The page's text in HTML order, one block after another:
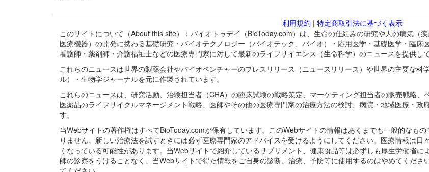
利用規約 | 特定商取引法に基づく表示
このサイトについて（About this site）：バイオトゥデイ（BioToday.com）は、生命の仕組みの研究や人の病気（
医療機器）の開発に携わる基礎研究・バイオテクノロジー（バイオテック、バイオ）・応用医学・基礎医学・臨床
看護師・薬剤師・介護福祉士などの医療専門家に対して最新のライフサイエンス（生命科学）のニュースを提供して
これらのニュースは世界の製薬会社やバイオベンチャーのプレスリリース（ニュースリリース）や世界の主要な
ル）・生物学ジャーナルを元に作製されています。
これらのニュースは、研究活動、治験担当者（CRA）の臨床試験の戦略策定、マーケティング担当者の販売戦略、
医薬品のライフサイクルマネージメント戦略、医師やその他の医療専門家の治療方法の検討、病院・地域医療・政
す。
当Webサイトの著作権はすべてBioToday.comが保有しています。このWebサイトの情報はあくまでも一般的なも
りません。新しい治療法を試すときには必ず医療専門家のアドバイスを受けるようにしてください。医療情報は
くなっている可能性があります。当Webサイトで紹介しているサプリメント、健康食品等は必ずしも厚生労働省
師の診察をうけることなく、当Webサイトで得た情報をご自身の診断、治療、予防等に使用するのはやめてくだ